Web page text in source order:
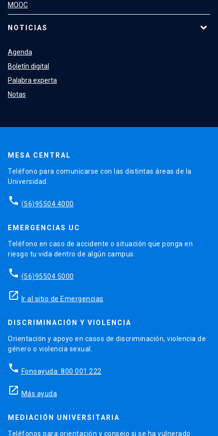
MOOC
NOTICIAS
Agenda
Boletín digital
Palabra experta
Notas
MESA CENTRAL
Teléfono para comunicarse con las distintas áreas de la
Universidad.
phone (56)95504 4000
EMERGENCIAS UC
Teléfono en caso de accidente o situación que ponga en
riesgo tu vida dentro de algún campus.
phone (56)95504 5000
launch Ir al sitio de Emergencias
DISCRIMINACIÓN Y VIOLENCIA
Orientación y apoyo en casos de discriminación, violencia de
género o violencia sexual.
phone Fonoayuda: 800 001 222
launch Más ayuda
MEDIACIÓN UNIVERSITARIA
Teléfonos para orientación y consejo si se ha vulnerado